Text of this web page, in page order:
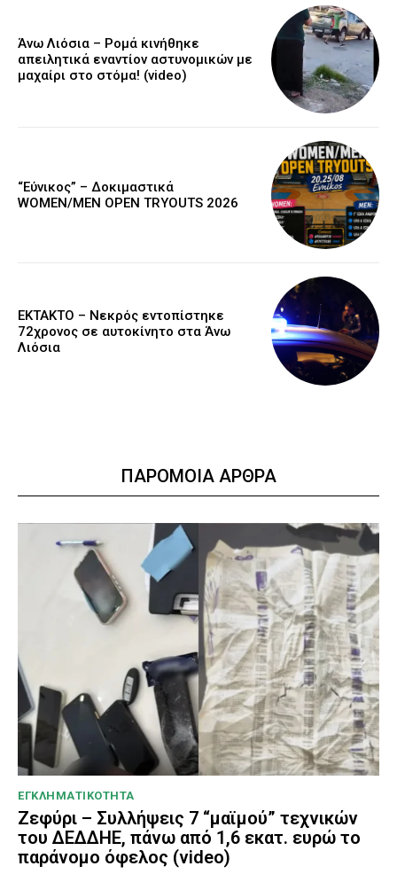
Άνω Λιόσια – Ρομά κινήθηκε
απειλητικά εναντίον αστυνομικών με
μαχαίρι στο στόμα! (video)
“Εύνικος” – Δοκιμαστικά
WOMEN/MEN OPEN TRYOUTS 2026
EKTAKTO – Νεκρός εντοπίστηκε
72χρονος σε αυτοκίνητο στα Άνω
Λιόσια
ΠΑΡΟΜΟΙΑ ΑΡΘΡΑ
ΕΓΚΛΗΜΑΤΙΚΟΤΗΤΑ
Ζεφύρι – Συλλήψεις 7 “μαϊμού” τεχνικών
του ΔΕΔΔΗΕ, πάνω από 1,6 εκατ. ευρώ το
παράνομο όφελος (video)